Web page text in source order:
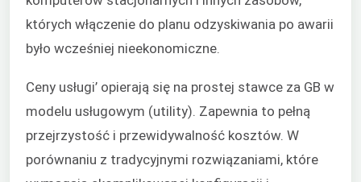
których włączenie do planu odzyskiwania po awarii
było wcześniej nieekonomiczne.
Ceny usługi’ opierają się na prostej stawce za GB w
modelu usługowym (utility). Zapewnia to pełną
przejrzystość i przewidywalność kosztów. W
porównaniu z tradycyjnymi rozwiązaniami, które